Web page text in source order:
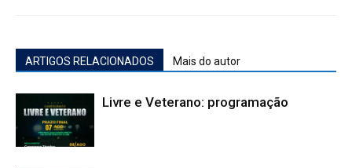
ARTIGOS RELACIONADOS Mais do autor
Livre e Veterano: programação